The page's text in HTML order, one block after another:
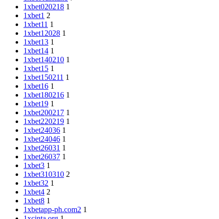
1xbet020218 1
1xbet1 2
1xbet11 1
1xbet12028 1
1xbet13 1
1xbet14 1
1xbet140210 1
1xbet15 1
1xbet150211 1
1xbet16 1
1xbet180216 1
1xbet19 1
1xbet200217 1
1xbet220219 1
1xbet24036 1
1xbet24046 1
1xbet26031 1
1xbet26037 1
1xbet3 1
1xbet310310 2
1xbet32 1
1xbet4 2
1xbet8 1
1xbetapp-ph.com2 1